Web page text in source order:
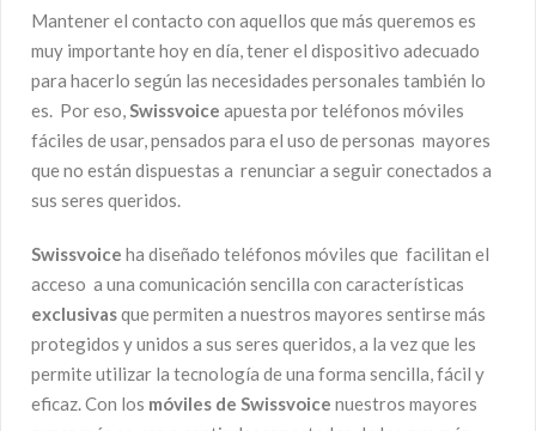
Mantener el contacto con aquellos que más queremos es
muy importante hoy en día, tener el dispositivo adecuado
para hacerlo según las necesidades personales también lo
es. Por eso,Swissvoice apuesta por teléfonos móviles
fáciles de usar, pensados para el uso de personas mayores
que no están dispuestas a renunciar a seguir conectados a
sus seres queridos.
Swissvoice ha diseñado teléfonos móviles que facilitan el
acceso a una comunicación sencilla con características
exclusivasque permiten a nuestros mayores sentirse más
protegidos y unidos a sus seres queridos, a la vez que les
permite utilizar la tecnología de una forma sencilla, fácil y
eficaz. Con los móviles de Swissvoice nuestros mayores